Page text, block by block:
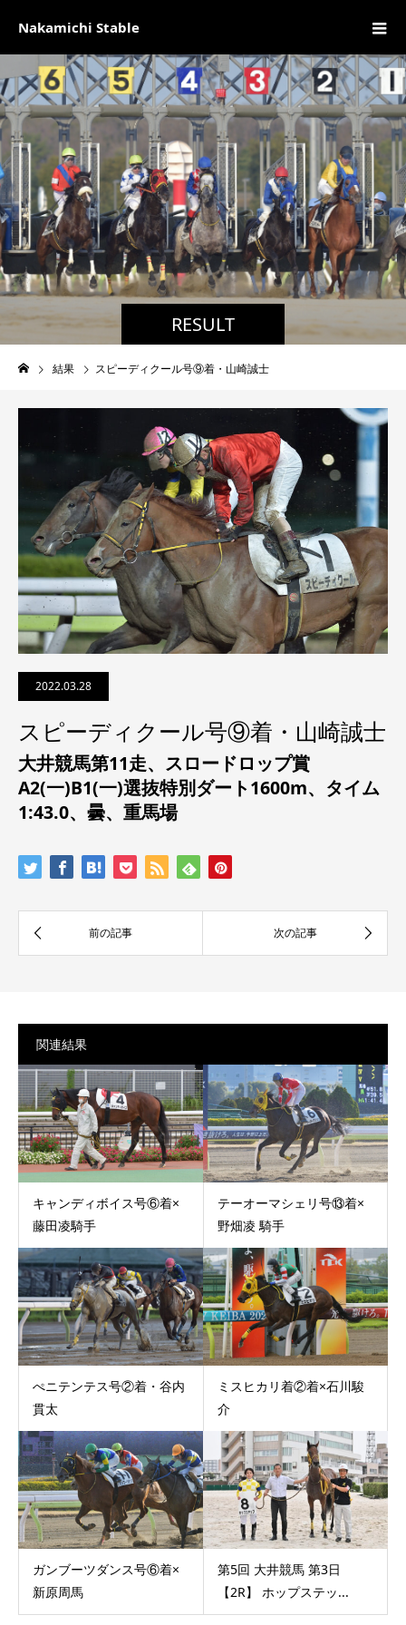
Nakamichi Stable
RESULT
結果 スピーディクール号⑨着・山崎誠士
2022.03.28
スピーディクール号⑨着・山崎誠士
大井競馬第11走、スロードロップ賞
A2(一)B1(一)選抜特別ダート1600m、タイム
1:43.0、曇、重馬場
関連結果
キャンディボイス号⑥着×
藤田凌騎手
テーオーマシェリ号⑬着×
野畑凌 騎手
ぺニテンテス号②着・谷内
貫太
ミスヒカリ着②着×石川駿
介
ガンブーツダンス号⑥着×
新原周馬
第5回 大井競馬 第3日
【2R】 ホップステッ...